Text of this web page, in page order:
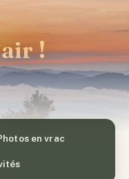
!
en vrac